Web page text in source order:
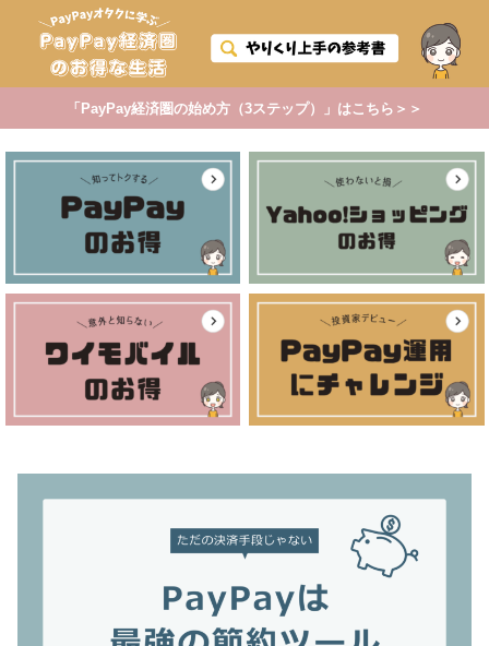
「PayPay経済圏の始め方（3ステップ）」はこちら＞＞